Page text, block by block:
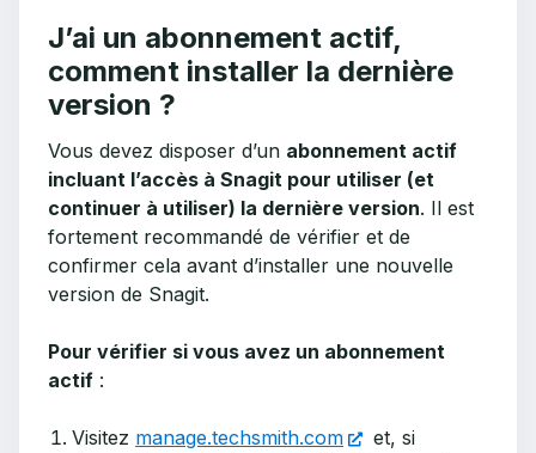
J’ai un abonnement actif,
comment installer la dernière
version ?
Vous devez disposer d’un abonnement actif
incluant l’accès à Snagit pour utiliser (et
continuer à utiliser) la dernière version. Il est
fortement recommandé de vérifier et de
confirmer cela avant d’installer une nouvelle
version de Snagit.
Pour vérifier si vous avez un abonnement
actif :
Visitez manage.techsmith.com
et, si